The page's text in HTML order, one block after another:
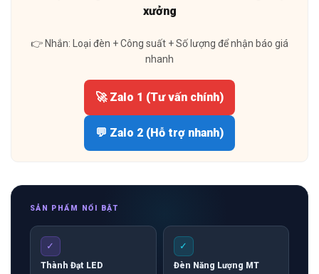
xưởng
👉 Nhắn: Loại đèn + Công suất + Số lượng để nhận báo giá
nhanh
🚀 Zalo 1 (Tư vấn chính)
💬 Zalo 2 (Hỗ trợ nhanh)
SẢN PHẨM NỔI BẬT
✓
Thành Đạt LED
✓
Đèn Năng Lượng MT